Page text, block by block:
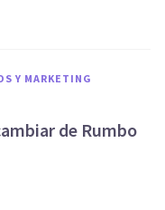
Y MARKETING
de Rumbo